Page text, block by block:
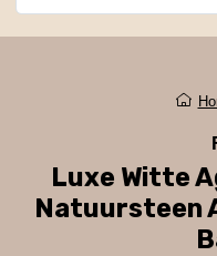
Luxe Witte
Natuursteen